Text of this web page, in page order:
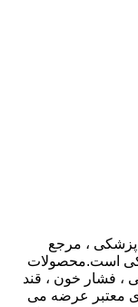
پزشکی ، مرجع
است.محصولات
، فشار خون ، قند
معتبر عرضه می